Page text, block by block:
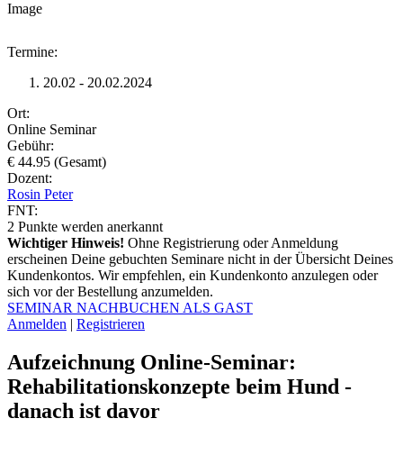
Image
Termine:
20.02 - 20.02.2024
Ort:
Online Seminar
Gebühr:
€ 44.95 (Gesamt)
Dozent:
Rosin Peter
FNT:
2 Punkte werden anerkannt
Wichtiger Hinweis! Ohne Registrierung oder Anmeldung
erscheinen Deine gebuchten Seminare nicht in der Übersicht Deines
Kundenkontos. Wir empfehlen, ein Kundenkonto anzulegen oder
sich vor der Bestellung anzumelden.
SEMINAR NACHBUCHEN ALS GAST
Anmelden | Registrieren
Aufzeichnung Online-Seminar:
Rehabilitationskonzepte beim Hund -
danach ist davor